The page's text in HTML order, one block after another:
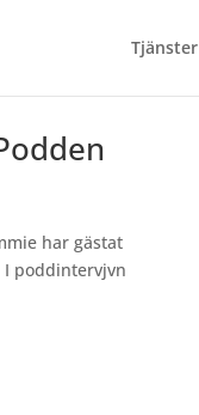
Tjänster
har gästat
poddintervjvn